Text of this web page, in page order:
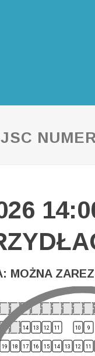
MOŻNA
14 13 12 11 10 9
19 18 17 16 15 14 13 12 11